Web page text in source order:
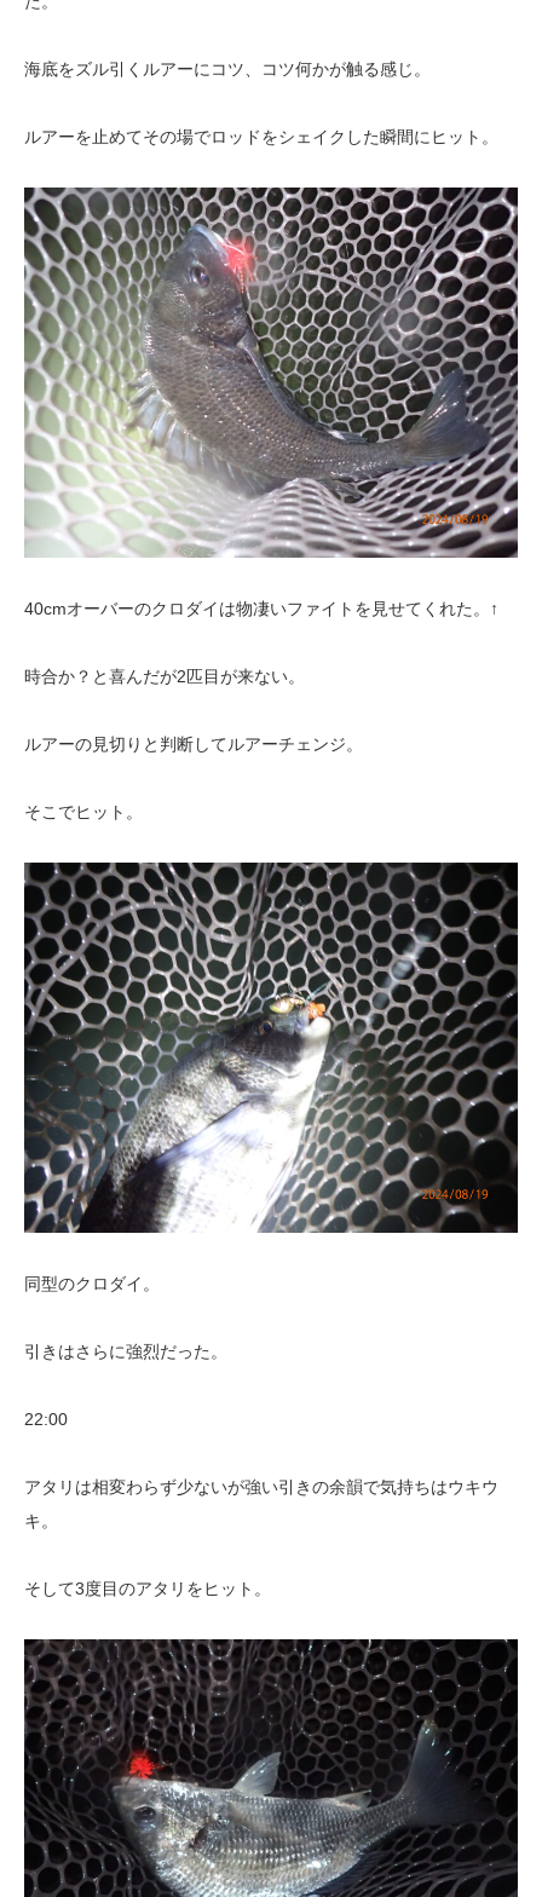
海底をズル引くルアーにコツ、コツ何かが触る感じ。
ルアーを止めてその場でロッドをシェイクした瞬間にヒット。
40cmオーバーのクロダイは物凄いファイトを見せてくれた。↑
時合か？と喜んだが2匹目が来ない。
ルアーの見切りと判断してルアーチェンジ。
そこでヒット。
同型のクロダイ。
引きはさらに強烈だった。
22:00
アタリは相変わらず少ないが強い引きの余韻で気持ちはウキウ
キ。
そして3度目のアタリをヒット。